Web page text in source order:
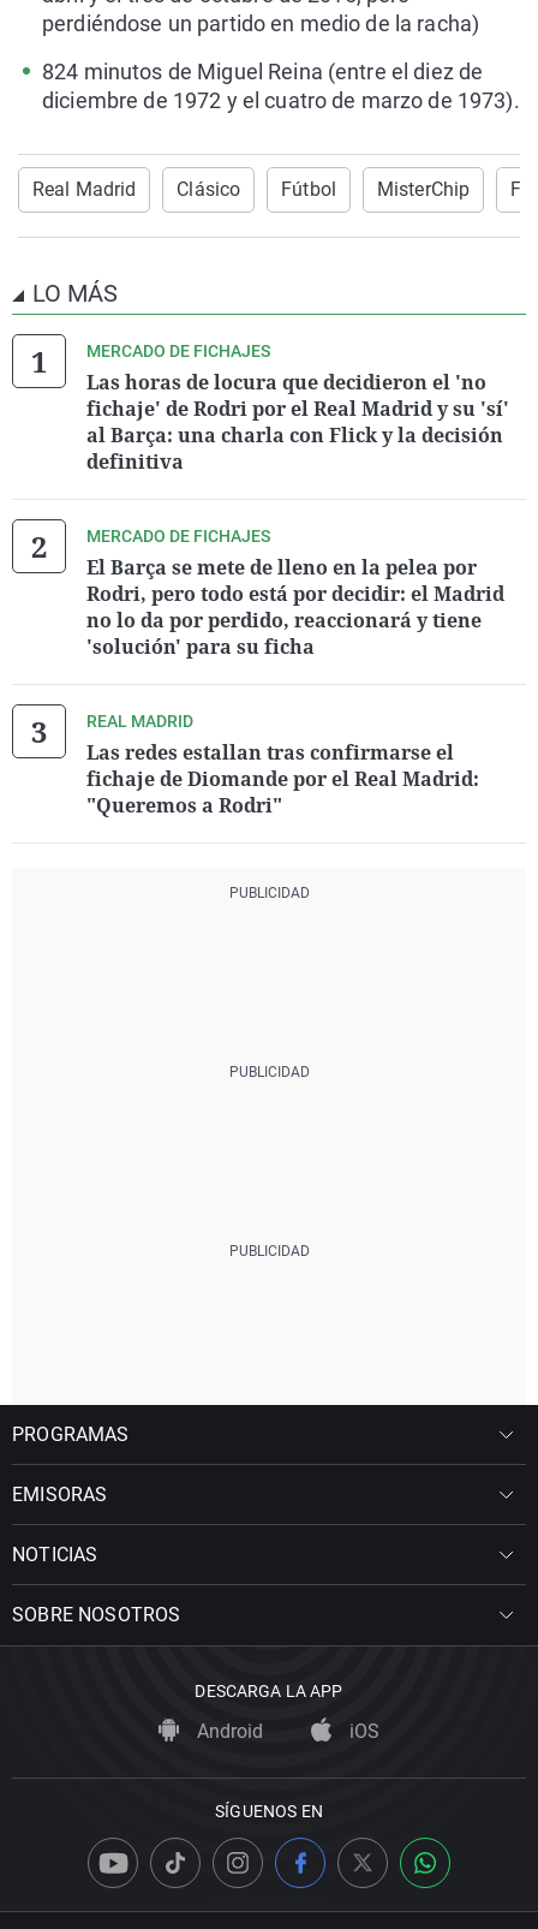
perdiéndose un partido en medio de la racha)
824 minutos de Miguel Reina (entre el diez de
diciembre de 1972 y el cuatro de marzo de 1973).
Real Madrid Clásico Fútbol MisterChip
LO MÁS
MERCADO DE FICHAJES
Las horas de locura que decidieron el 'no
fichaje' de Rodri por el Real Madrid y su 'sí'
al Barça: una charla con Flick y la decisión
definitiva
MERCADO DE FICHAJES
El Barça se mete de lleno en la pelea por
Rodri, pero todo está por decidir: el Madrid
no lo da por perdido, reaccionará y tiene
'solución' para su ficha
REAL MADRID
Las redes estallan tras confirmarse el
fichaje de Diomande por el Real Madrid:
"Queremos a Rodri"
PROGRAMAS
EMISORAS
NOTICIAS
SOBRE NOSOTROS
DESCARGA LA APP
Android iOS
SÍGUENOS EN